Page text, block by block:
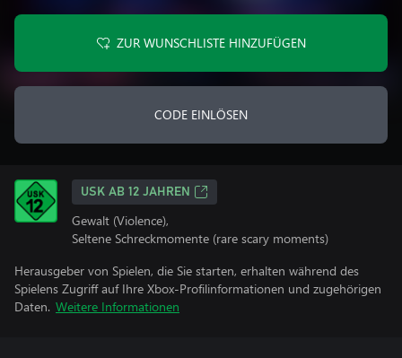
ZUR WUNSCHLISTE HINZUFÜGEN
CODE EINLÖSEN
USK AB 12 JAHREN
Gewalt (Violence),
Seltene Schreckmomente (rare scary moments)
Herausgeber von Spielen, die Sie starten, erhalten während des
Spielens Zugriff auf Ihre Xbox-Profilinformationen und zugehörigen
Daten. Weitere Informationen